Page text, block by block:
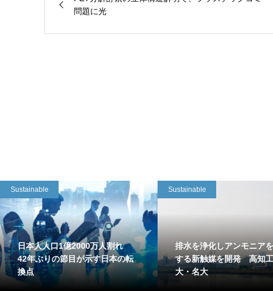
問題に光
Sustainable
日本人人口1億2000万人割れ
42年ぶりの節目が示す日本の転
換点
Sustainable
排水を浄化しアンモニア
する新触媒を開発 高知
大・名大